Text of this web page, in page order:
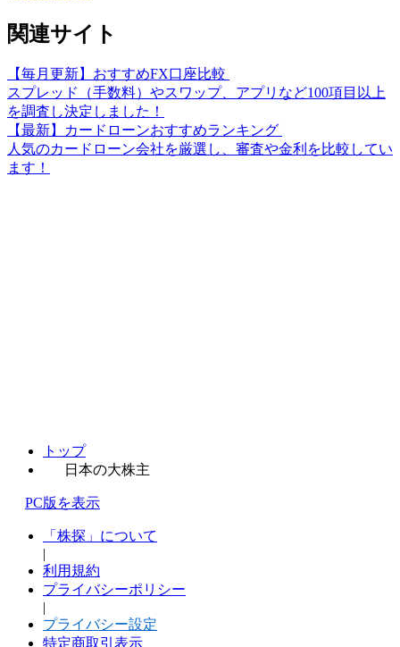
関連サイト
【毎月更新】おすすめFX口座比較
スプレッド（手数料）やスワップ、アプリなど100項目以上
を調査し決定しました！
【最新】カードローンおすすめランキング
人気のカードローン会社を厳選し、審査や金利を比較してい
ます！
トップ
日本の大株主
PC版を表示
「株探」について
|
利用規約
プライバシーポリシー
|
プライバシー設定
特定商取引表示